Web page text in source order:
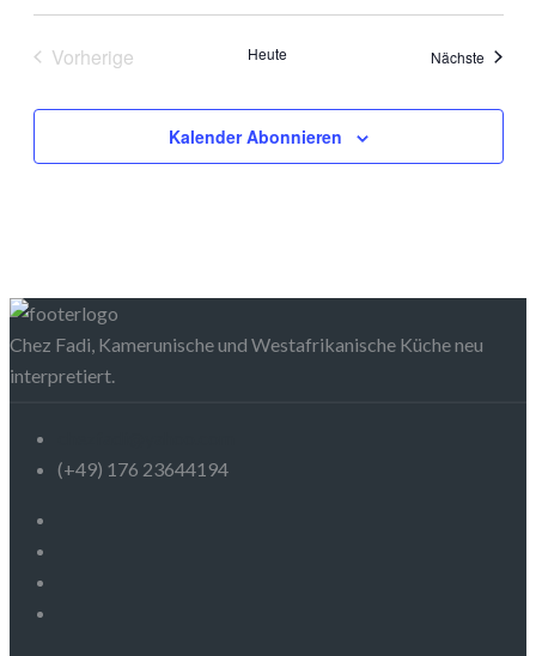
Vorherige
Heute Nächste
Kalender Abonnieren
Chez Fadi, Kamerunische und Westafrikanische Küche neu
interpretiert.
(+49) 176 23644194